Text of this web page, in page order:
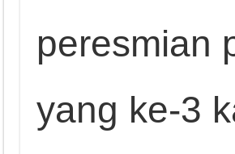
peresmian
yang ke-3